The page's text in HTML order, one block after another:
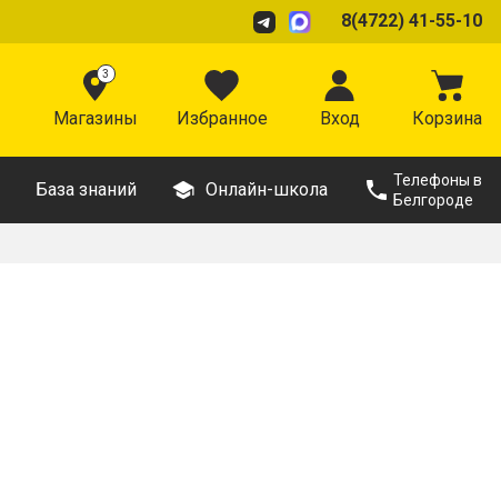
8(4722) 41-55-10
3
Магазины Избранное Вход Корзина
База знаний Онлайн-школа
Телефоны в
Белгороде